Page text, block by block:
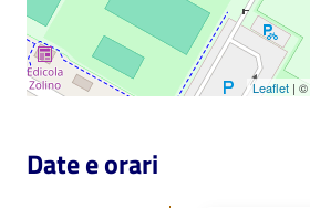
Eventi
Chiedi al
Avvisi
Leaflet | ©
Date e orari